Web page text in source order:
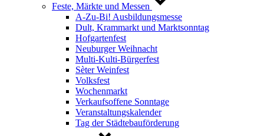
Feste, Märkte und Messen
A-Zu-Bi! Ausbildungsmesse
Dult, Krammarkt und Marktsonntag
Hofgartenfest
Neuburger Weihnacht
Multi-Kulti-Bürgerfest
Sèter Weinfest
Volksfest
Wochenmarkt
Verkaufsoffene Sonntage
Veranstaltungskalender
Tag der Städtebauförderung